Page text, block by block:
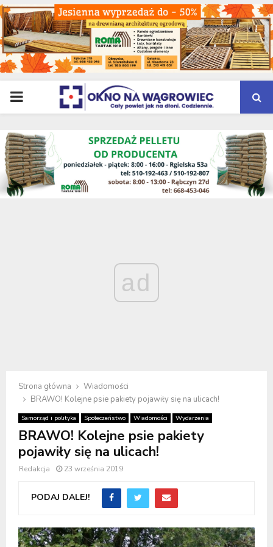
PRIMARY
MENU
ad
Strona główna
Wiadomości
BRAWO! Kolejne psie pakiety pojawiły się na ulicach!
Samorząd i polityka Społeczeństwo Wiadomości Wydarzenia
BRAWO! Kolejne psie pakiety
pojawiły się na ulicach!
Redakcja 23 września 2019
PODAJ DALEJ!